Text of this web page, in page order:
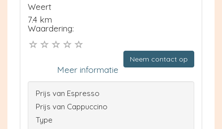
Weert
7.4 km
Waardering:
Neem contact op
Meer informatie
Prijs van Espresso
Prijs van Cappuccino
Type